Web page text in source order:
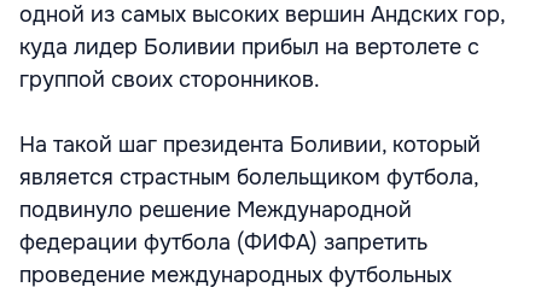
одной из самых высоких вершин Андских гор,
куда лидер Боливии прибыл на вертолете с
группой своих сторонников.
На такой шаг президента Боливии, который
является страстным болельщиком футбола,
подвинуло решение Международной
федерации футбола (ФИФА) запретить
проведение международных футбольных